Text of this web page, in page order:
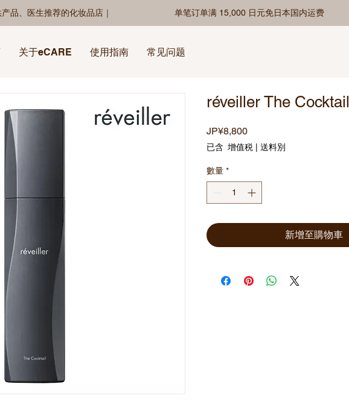
单笔订单满 15,000 日元免日本国内运费
品、医生推荐的化妆品店｜
关于eCARE 使用指南 常见问题
réveiller The Cocktail
JP¥8,800價
格
已含 增值税 送料別
數量 *
新增至購物車